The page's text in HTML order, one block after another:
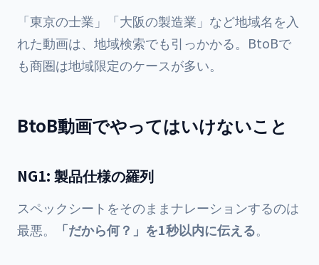
「東京の士業」「大阪の製造業」など地域名を入
れた動画は、地域検索でも引っかかる。BtoBで
も商圏は地域限定のケースが多い。
BtoB動画でやってはいけないこと
NG1: 製品仕様の羅列
スペックシートをそのままナレーションするのは
最悪。
「だから何？」を1秒以内に伝える。